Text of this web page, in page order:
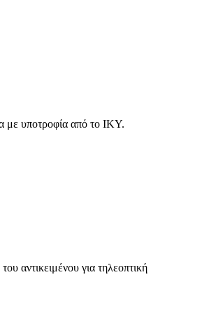
με υποτροφία από το ΙΚΥ.
αντικειμένου για τηλεοπτική